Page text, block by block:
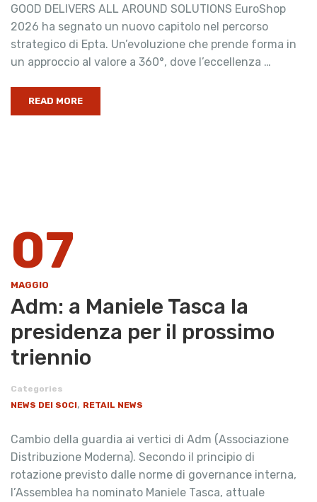
GOOD DELIVERS ALL AROUND SOLUTIONS EuroShop
2026 ha segnato un nuovo capitolo nel percorso
strategico di Epta. Un’evoluzione che prende forma in
un approccio al valore a 360°, dove l’eccellenza …
READ MORE
07
MAGGIO
Adm: a Maniele Tasca la
presidenza per il prossimo
triennio
Categories
NEWS DEI SOCI, RETAIL NEWS
Cambio della guardia ai vertici di Adm (Associazione
Distribuzione Moderna). Secondo il principio di
rotazione previsto dalle norme di governance interna,
l’Assemblea ha nominato Maniele Tasca, attuale